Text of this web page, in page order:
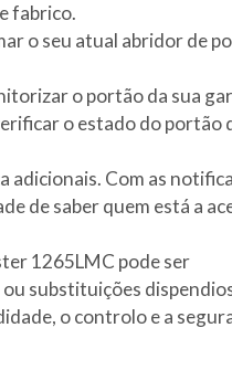
fabrico.
o seu atual abridor de
o portão da sua
o estado do portão
Com as
de saber quem está a
1265LMC pode ser
substituições
o controlo e a